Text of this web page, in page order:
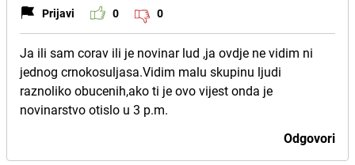
Prijavi 0 0
Ja ili sam corav ili je novinar lud ,ja ovdje ne vidim ni
jednog crnokosuljasa.Vidim malu skupinu ljudi
raznoliko obucenih,ako ti je ovo vijest onda je
novinarstvo otislo u 3 p.m.
Odgovori